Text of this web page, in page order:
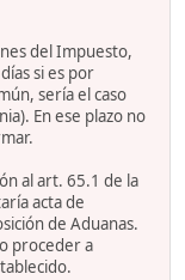
del Impuesto,
si es por
sería el caso
En ese plazo no
al art. 65.1 de la
acta de
de Aduanas.
proceder a